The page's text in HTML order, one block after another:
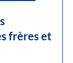
frères et